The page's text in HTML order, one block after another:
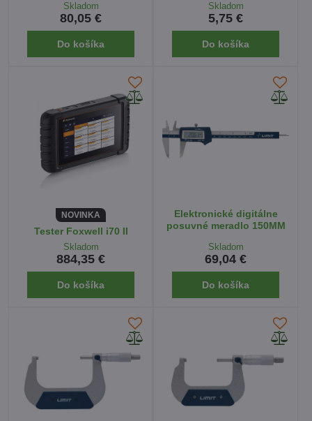
Skladom
80,05 €
Do košíka
Skladom
5,75 €
Do košíka
NOVINKA
Tester Foxwell i70 II
Skladom
884,35 €
Do košíka
Elektronické digitálne
posuvné meradlo 150MM
Skladom
69,04 €
Do košíka